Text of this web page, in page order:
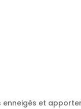
et